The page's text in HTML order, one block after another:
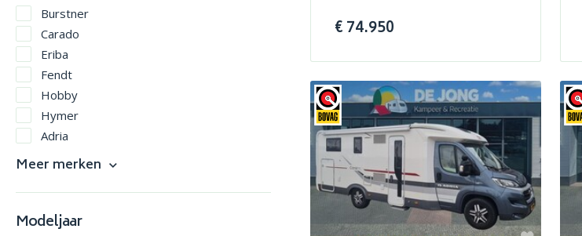
Burstner
Carado
Eriba
Fendt
Hobby
Hymer
Adria
Carthago
Dethleffs
Kabe
Meer merken
Modeljaar
€ 74.950